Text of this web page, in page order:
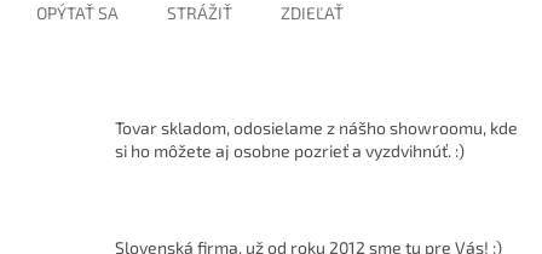
OPÝTAŤ SA STRÁŽIŤ ZDIEĽAŤ
Tovar skladom, odosielame z nášho showroomu, kde
si ho môžete aj osobne pozrieť a vyzdvihnúť. :)
Slovenská firma, už od roku 2012 sme tu pre Vás! :)